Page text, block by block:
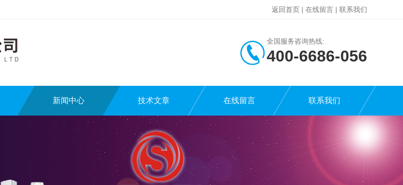
返回首页 | 在线留言 | 联系我们
全国服务咨询热线:
400-6686-056
新闻中心 技术文章 在线留言 联系我们